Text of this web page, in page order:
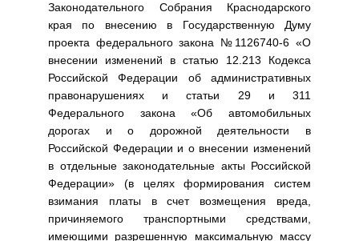
Законодательного Собрания Краснодарского
края по внесению в Государственную Думу
проекта федерального закона №1126740-6 «О
внесении изменений в статью 12.213 Кодекса
Российской Федерации об административных
правонарушениях и статьи 29 и 311
Федерального закона «Об автомобильных
дорогах и о дорожной деятельности в
Российской Федерации и о внесении изменений
в отдельные законодательные акты Российской
Федерации» (в целях формирования систем
взимания платы в счет возмещения вреда,
причиняемого транспортными средствами,
имеющими разрешенную максимальную массу